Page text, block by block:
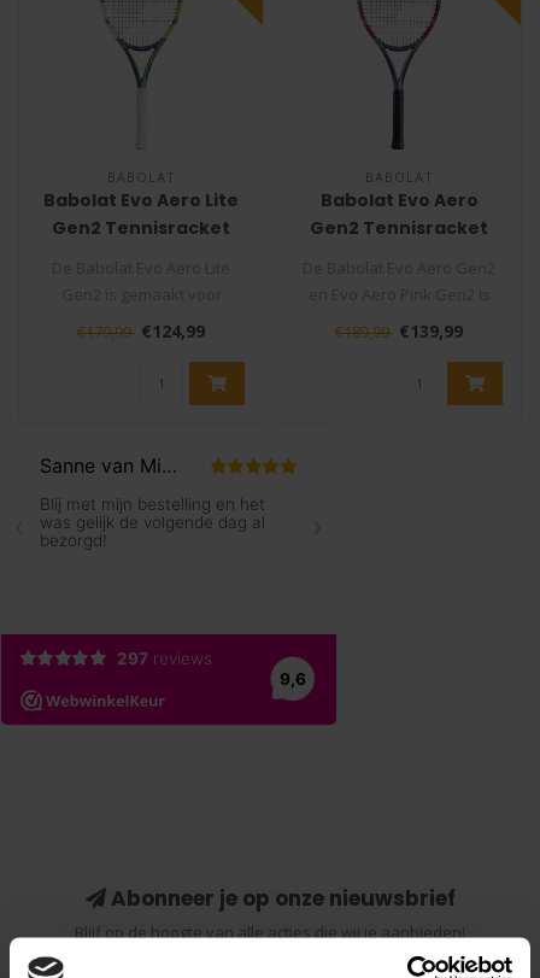
BABOLAT
Babolat Evo Aero Lite
Gen2 Tennisracket
recreatieve tennissers die
een rac..
€179,99 €124,99
BABOLAT
Babolat Evo Aero
Gen2 Tennisracket
een topkeuze voor
Beginnende e..
€189,99 €139,99
Abonneer je op onze nieuwsbrief
Blijf op de hoogte van alle acties die wij je aanbieden!